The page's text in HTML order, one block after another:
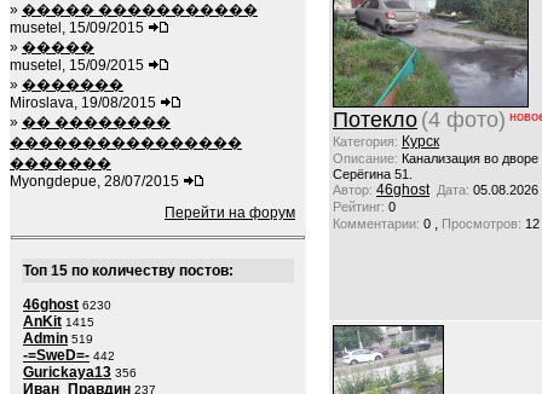
» ����� �����������
musetel, 15/09/2015
» �����
musetel, 15/09/2015
» �������
Miroslava, 19/08/2015
» �� ��������
����������������
�������
Myongdepue, 28/07/2015
Перейти на форум
Топ 15 по количеству постов:
46ghost 6230
AnKit 1415
Admin 519
-=SweD=- 442
Gurickaya13 356
Иван_Правдин 237
Потекло (4 фото)
Категория: Курск
Описание: Канализация во
Серёгина 51.
Автор: 46ghost Дата: 05.08.2026
Рейтинг: 0
Комментарии: 0 , Просмотров: 12